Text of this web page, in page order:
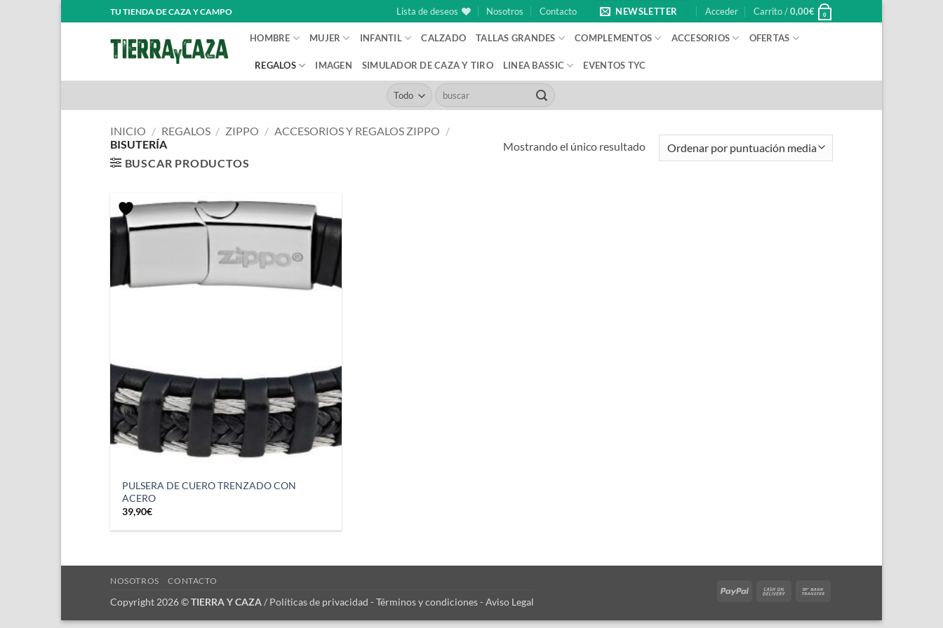
al
TU TIENDA DE CAZA Y CAMPO Lista de deseos Nosotros Contacto NEWSLETTER Acceder Carrito /0,00€ 0
HOMBRE MUJER INFANTIL CALZADO TALLAS GRANDES COMPLEMENTOS ACCESORIOS OFERTAS
REGALOS IMAGEN SIMULADOR DE CAZA Y TIRO LINEA BASSIC EVENTOS TYC
Buscar
por:
INICIO / REGALOS / ZIPPO / ACCESORIOS Y REGALOS ZIPPO /
BISUTERÍA
BUSCAR PRODUCTOS
Mostrando el único resultado
PULSERA DE CUERO TRENZADO CON
ACERO
39,90€
PayPal
Cash
Delivery
NOSOTROS CONTACTO
Copyright 2026 ©TIERRA Y CAZA/ Políticas de privacidad - Términos y condiciones- Aviso Legal